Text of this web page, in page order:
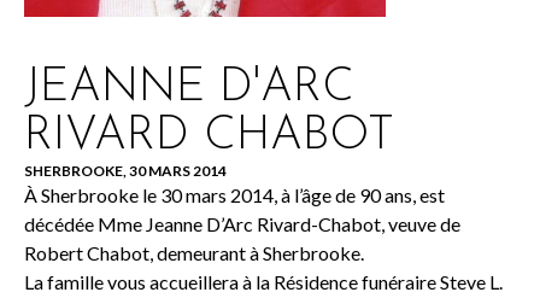
JEANNE D'ARC
RIVARD CHABOT
SHERBROOKE, 30 MARS 2014
À Sherbrooke le 30 mars 2014, à l’âge de 90 ans, est
décédée Mme Jeanne D’Arc Rivard-Chabot, veuve de
Robert Chabot, demeurant à Sherbrooke.
La famille vous accueillera à la Résidence funéraire Steve L.